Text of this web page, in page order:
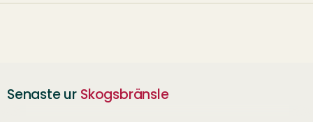
Senaste ur Skogsbränsle